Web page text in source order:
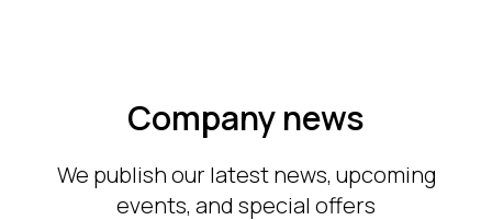
Company news
We publish our latest news, upcoming
events, and special offers